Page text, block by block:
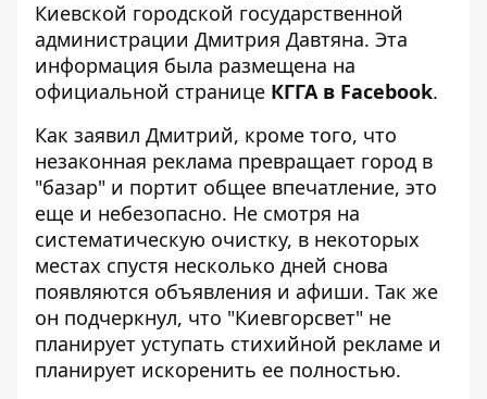
Киевской городской государственной
администрации Дмитрия Давтяна. Эта
информация была размещена на
официальной странице КГГА в Facebook.
Как заявил Дмитрий, кроме того, что
незаконная реклама превращает город в
"базар" и портит общее впечатление, это
еще и небезопасно. Не смотря на
систематическую очистку, в некоторых
местах спустя несколько дней снова
появляются объявления и афиши. Так же
он подчеркнул, что "Киевгорсвет" не
планирует уступать стихийной рекламе и
планирует искоренить ее полностью.